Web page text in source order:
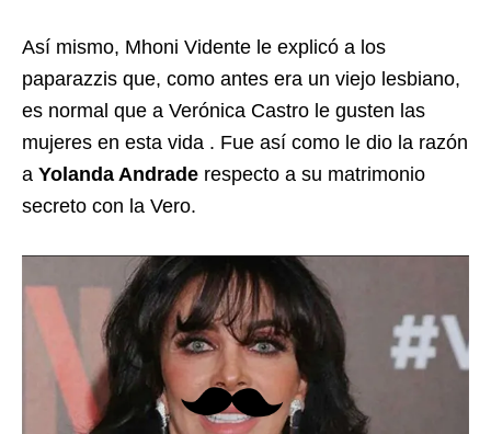
Así mismo, Mhoni Vidente le explicó a los
paparazzis que, como antes era un viejo lesbiano,
es normal que a Verónica Castro le gusten las
mujeres en esta vida . Fue así como le dio la razón
a Yolanda Andrade respecto a su matrimonio
secreto con la Vero.